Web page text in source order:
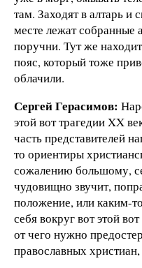
там. Заходят в алтарь и
месте лежат собранные
поручни. Тут же
пояс, который тоже
облачили.
Сергей Герасимов:
этой вот трагедии XX
часть представителей
то ориентиры
сожалению большому,
чудовищно звучит,
положение, или каким-
себя вокруг вот этой
от чего нужно
православных